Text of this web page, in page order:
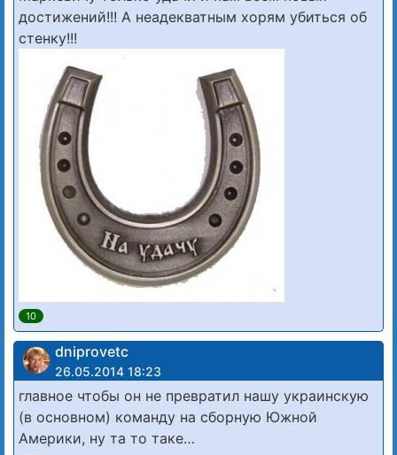
достижений!!! А неадекватным хорям убиться об
стенку!!!
10
dniprovetc
26.05.2014 18:23
главное чтобы он не превратил нашу украинскую
(в основном) команду на сборную Южной
Америки, ну та то таке…